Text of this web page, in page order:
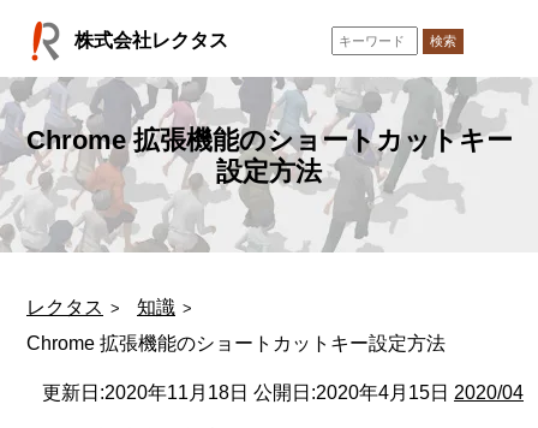
ン
ツ
へ
ス
キ
ッ
プ
検索
株式会社レクタス
Chrome 拡張機能のショートカットキー
設定方法
レクタス
知識
Chrome 拡張機能のショートカットキー設定方法
更新日:2020年11月18日 公開日:2020年4月15日 2020/04